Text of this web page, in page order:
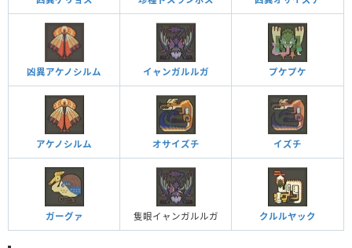
凶異アケノシルム イャンガルルガ プケプケ
アケノシルム オサイズチ イズチ
ガーグァ 隻眼イャンガルルガ クルルヤック